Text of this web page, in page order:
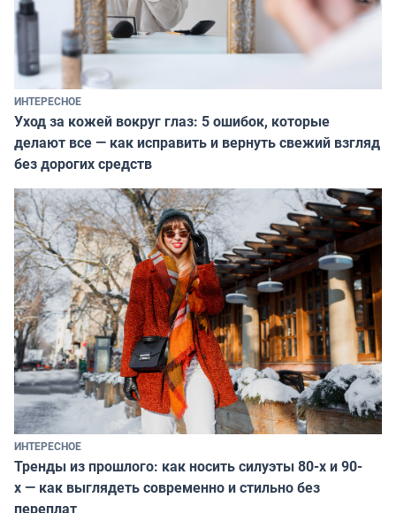
ИНТЕРЕСНОЕ
Уход за кожей вокруг глаз: 5 ошибок, которые
делают все — как исправить и вернуть свежий взгляд
без дорогих средств
ИНТЕРЕСНОЕ
Тренды из прошлого: как носить силуэты 80-х и 90-
х — как выглядеть современно и стильно без
переплат